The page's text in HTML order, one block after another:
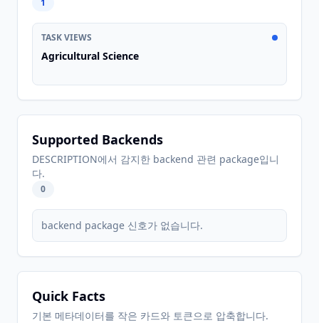
1
TASK VIEWS
Agricultural Science
Supported Backends
DESCRIPTION에서 감지한 backend 관련 package입니
다.
0
backend package 신호가 없습니다.
Quick Facts
기본 메타데이터를 작은 카드와 토큰으로 압축합니다.